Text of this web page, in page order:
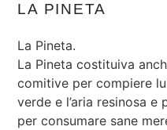
LA PINETA
La Pineta.
La Pineta costituiva
comitive per compiere
verde e l’aria resinosa e
per consumare sane